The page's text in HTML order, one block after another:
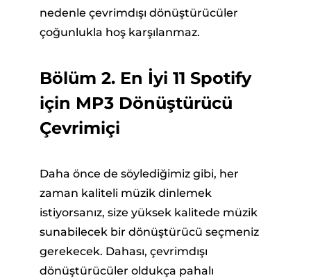
nedenle çevrimdışı dönüştürücüler
çoğunlukla hoş karşılanmaz.
Bölüm 2. En İyi 11 Spotify
için MP3 Dönüştürücü
Çevrimiçi
Daha önce de söylediğimiz gibi, her
zaman kaliteli müzik dinlemek
istiyorsanız, size yüksek kalitede müzik
sunabilecek bir dönüştürücü seçmeniz
gerekecek. Dahası, çevrimdışı
dönüştürücüler oldukça pahalı